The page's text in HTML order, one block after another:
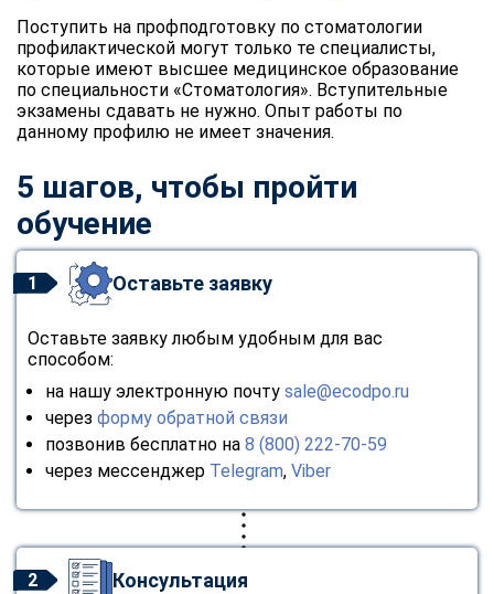
Поступить на профподготовку по стоматологии
профилактической могут только те специалисты,
которые имеют высшее медицинское образование
по специальности «Стоматология». Вступительные
экзамены сдавать не нужно. Опыт работы по
данному профилю не имеет значения.
5 шагов, чтобы пройти
обучение
1 Оставьте заявку
Оставьте заявку любым удобным для вас
способом:
на нашу электронную почту sale@ecodpo.ru
через форму обратной связи
позвонив бесплатно на 8 (800) 222-70-59
через мессенджер Telegram, Viber
2 Консультация